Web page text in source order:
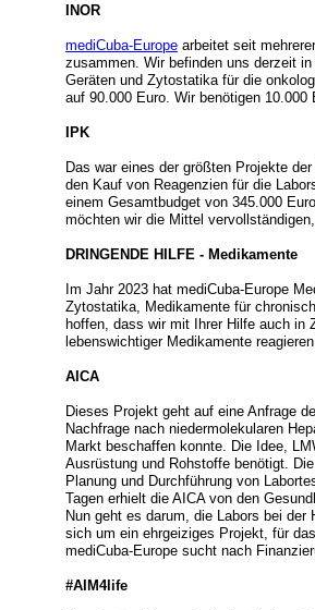
INOR
mediCuba-Europe arbeitet seit
zusammen. Wir befinden uns derzeit
Geräten und Zytostatika für die
auf 90.000 Euro. Wir benötigen
IPK
Das war eines der größten Projekte
den Kauf von Reagenzien für die
einem Gesamtbudget von 345.000
möchten wir die Mittel
DRINGENDE HILFE - Medikamente
Im Jahr 2023 hat mediCuba-Europe
Zytostatika, Medikamente für
hoffen, dass wir mit Ihrer Hilfe auch in
lebenswichtiger Medikamente reagieren
AICA
Dieses Projekt geht auf eine Anfrage
Nachfrage nach niedermolekularen
Markt beschaffen konnte. Die Idee,
Ausrüstung und Rohstoffe benötigt.
Planung und Durchführung von
Tagen erhielt die AICA von den
Nun geht es darum, die Labors bei
sich um ein ehrgeiziges Projekt, für
mediCuba-Europe sucht nach
#AIM4life